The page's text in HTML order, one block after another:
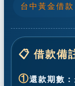
台中黃金借款
📋 借款備
①還款期數：